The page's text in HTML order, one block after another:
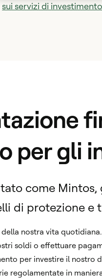
sui servizi di investimento
per gli
come
di protezione e
nostra vita
soldi o effettuare
per investire il nostro
regolamentate in